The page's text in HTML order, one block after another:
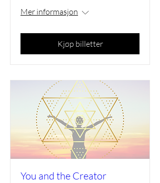
Mer informasjon
Kjøp billetter
You and the Creator